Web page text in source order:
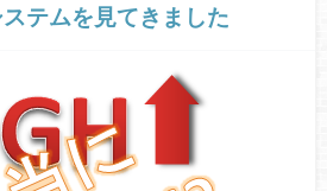
テムを見てきました